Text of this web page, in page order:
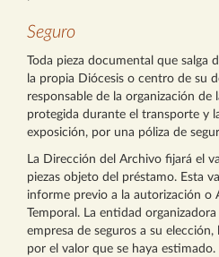
Seguro
Toda pieza documental que
la propia Diócesis o centro de su
responsable de la organización de
protegida durante el transporte y
exposición, por una póliza de
La Dirección del Archivo fijará el
piezas objeto del préstamo. Esta
informe previo a la autorización o
Temporal. La entidad
empresa de seguros a su
por el valor que se haya estimado.